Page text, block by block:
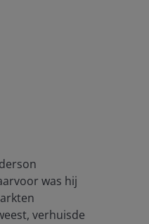
was hij
verhuisde